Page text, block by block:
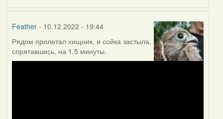
Feather- 10.12.2022 - 19:44
Рядом пролетал хищник, и сойка застыла,
спрятавшись, на 1,5 минуты.